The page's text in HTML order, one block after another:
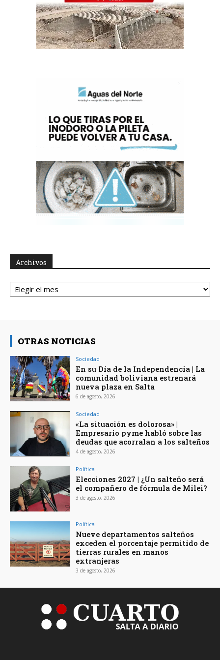
Archivos
Archivos
OTRAS NOTICIAS
Sociedad
En su Día de la Independencia | La
comunidad boliviana estrenará
nueva plaza en Salta
6 de agosto, 2026
Sociedad
«La situación es dolorosa» |
Empresario pyme habló sobre las
deudas que acorralan a los salteños
4 de agosto, 2026
Política
Elecciones 2027 | ¿Un salteño será
el compañero de fórmula de Milei?
3 de agosto, 2026
Política
Nueve departamentos salteños
exceden el porcentaje permitido de
tierras rurales en manos
extranjeras
3 de agosto, 2026